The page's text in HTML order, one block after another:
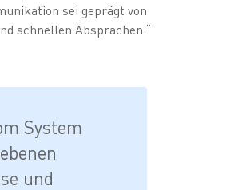
sei geprägt von
schnellen Absprachen.“
System
und